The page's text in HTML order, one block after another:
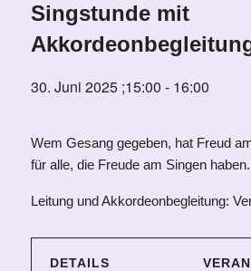
Singstunde mit
30. Juni 2025 ;15:00 - 16:00
Wem Gesang gegeben, hat Freud
für alle, die Freude am Singen haben.
Leitung und Akkordeonbegleitung:
DETAILS